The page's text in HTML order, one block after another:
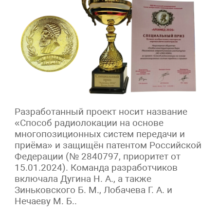
Разработанный проект носит название
«Способ радиолокации на основе
многопозиционных систем передачи и
приёма» и защищён патентом Российской
Федерации (№ 2840797, приоритет от
15.01.2024). Команда разработчиков
включала Дугина Н. А., а также
Зиньковского Б. М., Лобачева Г. А. и
Нечаеву М. Б..